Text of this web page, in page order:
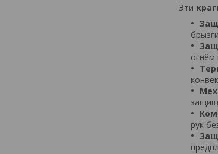
Эти
огнём
рук